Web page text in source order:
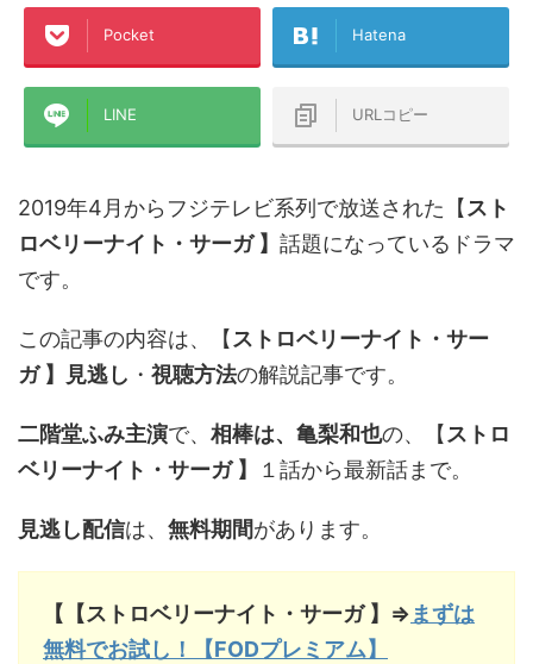
Pocket Hatena
LINE URLコピー
2019年4月からフジテレビ系列で放送された【 スト
ロベリーナイト・サーガ 】 話題になっているドラマ
です。
この記事の内容は、【 ストロベリーナイト・サー
ガ 】
見逃し ・ 視聴方法の解説記事です。
二階堂ふみ主演で、 相棒は、亀梨和也の、【 ストロ
ベリーナイト・サーガ 】
１話から最新話まで。
見逃し配信は、 無料期間があります。
【【ストロベリーナイト・サーガ 】⇒まずは
無料でお試し！【FODプレミアム】